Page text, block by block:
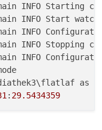
INFO Starting
INFO Start
INFO
INFO Stopping
INFO
as
: 29.5434359